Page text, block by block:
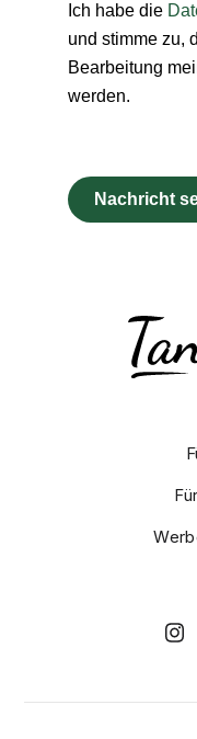
Ich habe die
und stimme zu,
Bearbeitung
werden.
Nachricht